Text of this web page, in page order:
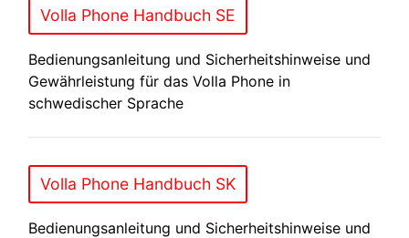
Volla Phone Handbuch SE
Bedienungsanleitung und Sicherheitshinweise und
Gewährleistung für das Volla Phone in
schwedischer Sprache
Volla Phone Handbuch SK
Bedienungsanleitung und Sicherheitshinweise und